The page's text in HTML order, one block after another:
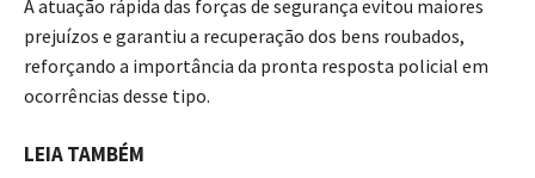
A atuação rápida das forças de segurança evitou maiores
prejuízos e garantiu a recuperação dos bens roubados,
reforçando a importância da pronta resposta policial em
ocorrências desse tipo.
LEIA TAMBÉM